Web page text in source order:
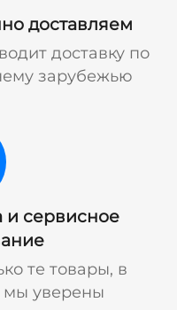
доставляем
доставку по
зарубежью
и сервисное
те товары, в
мы уверены